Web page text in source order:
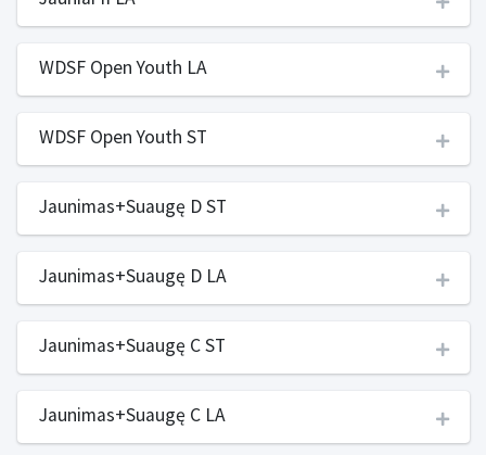
WDSF Open Youth LA
WDSF Open Youth ST
Jaunimas+Suaugę D ST
Jaunimas+Suaugę D LA
Jaunimas+Suaugę C ST
Jaunimas+Suaugę C LA